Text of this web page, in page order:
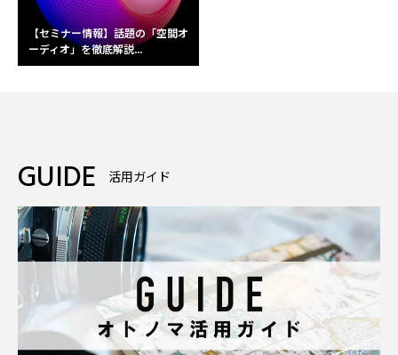
【セミナー情報】話題の「空間オ
ーディオ」を徹底解説...
GUIDE 活用ガイド